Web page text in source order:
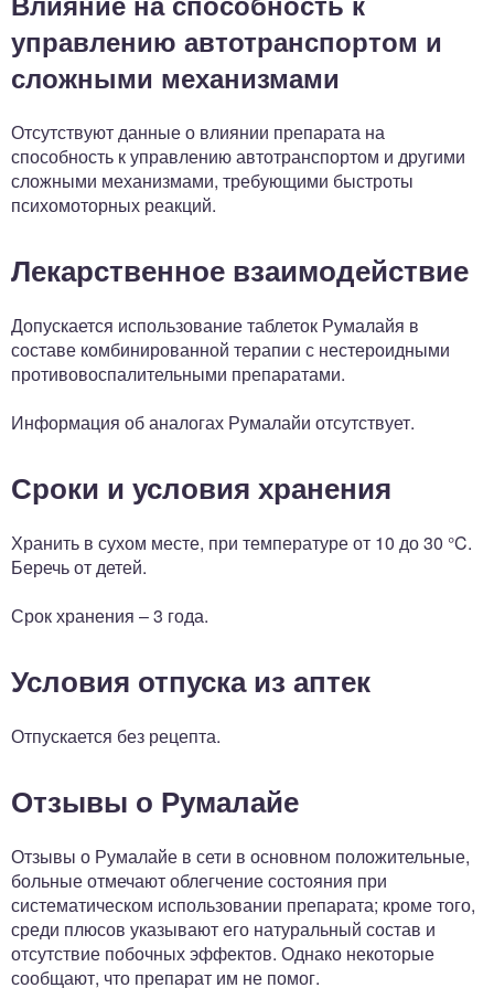
управлению автотранспортом и
сложными механизмами
Отсутствуют данные о влиянии препарата на
способность к управлению автотранспортом и другими
сложными механизмами, требующими быстроты
психомоторных реакций.
Лекарственное взаимодействие
Допускается использование таблеток Румалайя в
составе комбинированной терапии с нестероидными
противовоспалительными препаратами.
Информация об аналогах Румалайи отсутствует.
Сроки и условия хранения
Хранить в сухом месте, при температуре от 10 до 30 °C.
Беречь от детей.
Срок хранения – 3 года.
Условия отпуска из аптек
Отпускается без рецепта.
Отзывы о Румалайе
Отзывы о Румалайе в сети в основном положительные,
больные отмечают облегчение состояния при
систематическом использовании препарата; кроме того,
среди плюсов указывают его натуральный состав и
отсутствие побочных эффектов. Однако некоторые
сообщают, что препарат им не помог.